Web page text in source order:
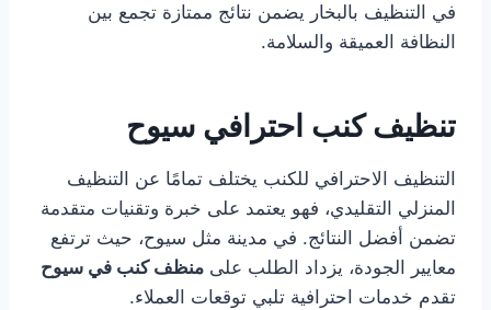
في التنظيف بالبخار يضمن نتائج ممتازة تجمع بين
النظافة العميقة والسلامة.
تنظيف كنب احترافي سيوح
التنظيف الاحترافي للكنب يختلف تمامًا عن التنظيف
المنزلي التقليدي، فهو يعتمد على خبرة وتقنيات متقدمة
تضمن أفضل النتائج. في مدينة مثل سيوح، حيث ترتفع
معايير الجودة، يزداد الطلب على منظف كنب في سيوح
تقدم خدمات احترافية تلبي توقعات العملاء.